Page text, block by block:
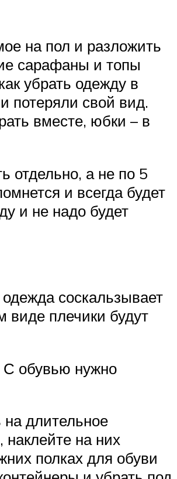
на пол и разложить
сарафаны и топы
убрать одежду в
потеряли свой вид.
вместе, юбки – в
отдельно, а не по 5
и всегда будет
и не надо будет
соскальзывает
плечики будут
С обувью нужно
на длительное
на них
полках для обуви